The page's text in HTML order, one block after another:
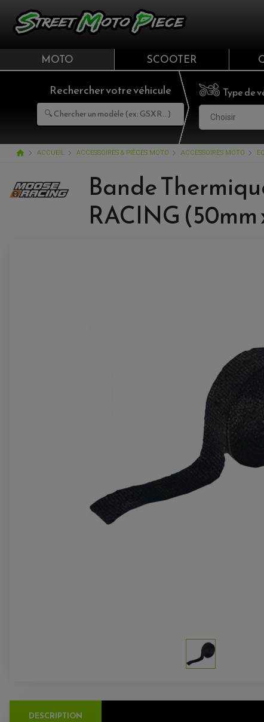
MOTO SCOOTER
Rechercher votre véhicule Type de
Choisir
home ACCUEIL ACCESSOIRES & PIÈCES MOTO ACCESSOIRES MOTO
Bande
RACING (50mm
DESCRIPTION